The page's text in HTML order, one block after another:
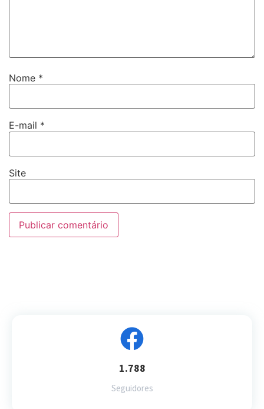
Nome *
E-mail *
Site
1.788
Seguidores